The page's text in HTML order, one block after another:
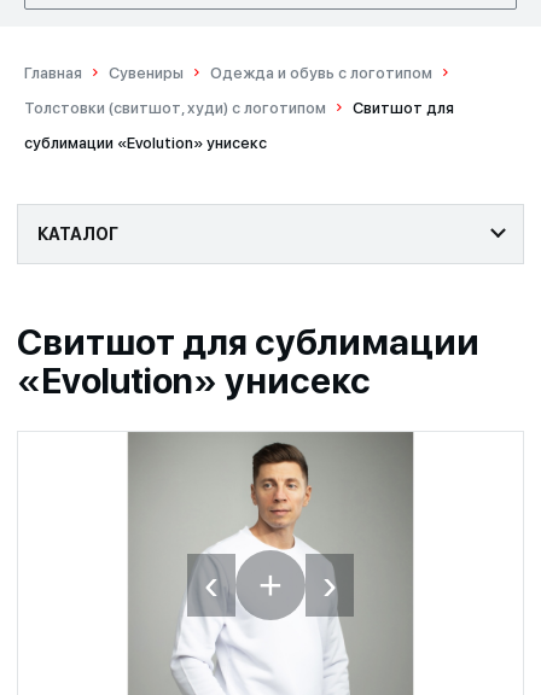
Главная Сувениры
Одежда и обувь с логотипом
Толстовки (свитшот, худи) с логотипом
Свитшот для
сублимации «Evolution» унисекс
КАТАЛОГ
Свитшот для сублимации
«Evolution» унисекс
‹ + ›